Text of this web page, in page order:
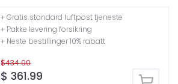
$434.00
$ 361.99
+ Gratis standard luftpost tjeneste
+ Pakke levering forsikring
+ Neste bestillinger 10% rabatt